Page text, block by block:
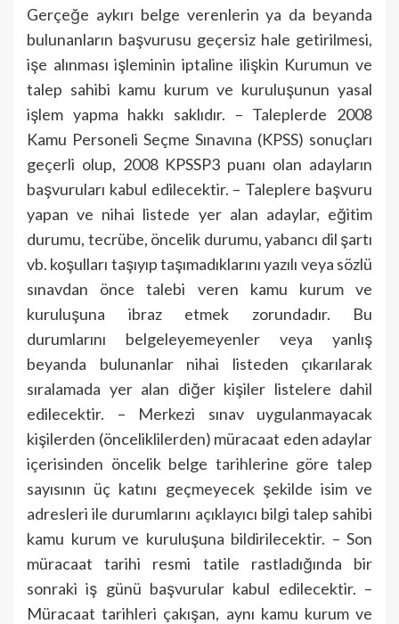
Gerçeğe aykırı belge verenlerin ya da beyanda
bulunanların başvurusu geçersiz hale getirilmesi,
işe alınması işleminin iptaline ilişkin Kurumun ve
talep sahibi kamu kurum ve kuruluşunun yasal
işlem yapma hakkı saklıdır. – Taleplerde 2008
Kamu Personeli Seçme Sınavına (KPSS) sonuçları
geçerli olup, 2008 KPSSP3 puanı olan adayların
başvuruları kabul edilecektir. – Taleplere başvuru
yapan ve nihai listede yer alan adaylar, eğitim
durumu, tecrübe, öncelik durumu, yabancı dil şartı
vb. koşulları taşıyıp taşımadıklarını yazılı veya sözlü
sınavdan önce talebi veren kamu kurum ve
kuruluşuna ibraz etmek zorundadır. Bu
durumlarını belgeleyemeyenler veya yanlış
beyanda bulunanlar nihai listeden çıkarılarak
sıralamada yer alan diğer kişiler listelere dahil
edilecektir. – Merkezi sınav uygulanmayacak
kişilerden (önceliklilerden) müracaat eden adaylar
içerisinden öncelik belge tarihlerine göre talep
sayısının üç katını geçmeyecek şekilde isim ve
adresleri ile durumlarını açıklayıcı bilgi talep sahibi
kamu kurum ve kuruluşuna bildirilecektir. – Son
müracaat tarihi resmi tatile rastladığında bir
sonraki iş günü başvurular kabul edilecektir. –
Müracaat tarihleri çakışan, aynı kamu kurum ve